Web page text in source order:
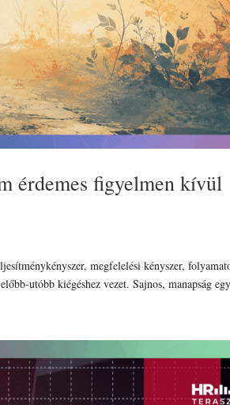
érdemes figyelmen kívül
megfelelési kényszer,
utóbb kiégéshez vezet. Sajnos, manapság